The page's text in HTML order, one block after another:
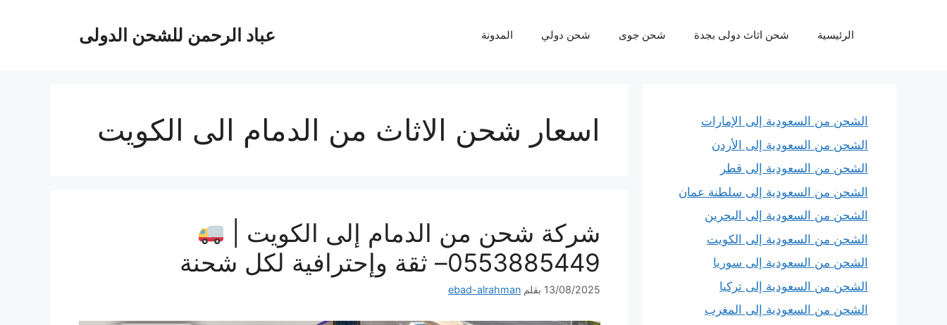
عباد الرحمن للشحن الدولى الرئيسية شحن اثاث دولى بجدة شحن جوى شحن دولي المدونة
اسعار شحن الاثاث من الدمام الى الكويت
شركة شحن من الدمام إلى الكويت |
0553885449– ثقة وإحترافية لكل شحنة
13/08/2025 بقلم ebad-alrahman
الشحن من السعودية إلى الإمارات
الشحن من السعودية إلى الأردن
الشحن من السعودية إلى قطر
الشحن من السعودية إلى سلطنة عمان
الشحن من السعودية إلى البحرين
الشحن من السعودية إلى الكويت
الشحن من السعودية إلى سوريا
الشحن من السعودية إلى تركيا
الشحن من السعودية إلى المغرب